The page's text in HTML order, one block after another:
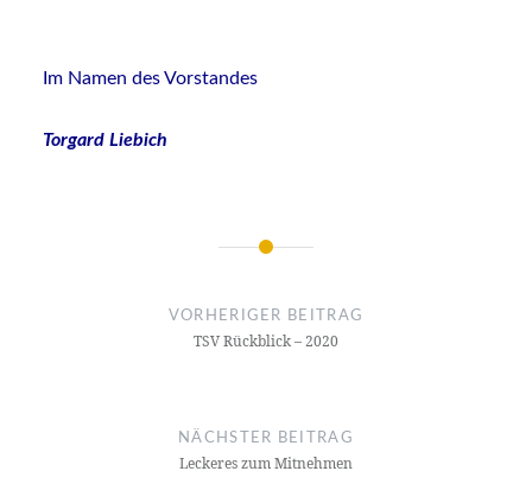
Im Namen des Vorstandes
Torgard Liebich
Beitragsnavigation
VORHERIGER BEITRAG
TSV Rückblick – 2020
NÄCHSTER BEITRAG
Leckeres zum Mitnehmen